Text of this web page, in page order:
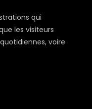
qui
les visiteurs
voire